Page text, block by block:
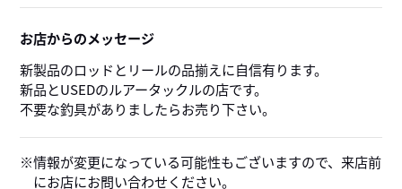
お店からのメッセージ
新製品のロッドとリールの品揃えに自信有ります。
新品とUSEDのルアータックルの店です。
不要な釣具がありましたらお売り下さい。